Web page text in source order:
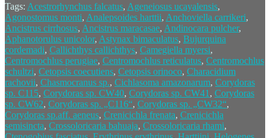
Tags: Acestrorhynchus falcatus, Ageneiosus ucayalensis,
Agonostomus monti, Analepsoides harttii, Anchoviella carrikeri,
Ancistrus cirrhosus, Ancistrus maracasae, Andinocara pulcher,
Aphanotorulus unicolor, Astynax bimaculatus, Bujurquina
cordemadi, Callichthys callichthys, Camegiella myersi,
Centromochlus perugiae, Centromochlus reticulatus, Centromochlus
schultzi, Cetopsis coecutiens, Cetopsis orinoco, Characidium
rachovii, Chasmocranus sp., Cichlasoma amazonarum, Corydoras
sp. C115, Corydoras sp. CW40, Corydoras sp. CW41 , Corydoras
sp. CW62, Corydoras sp. „C116“, Corydoras sp. „CW32“,
Corydoras sp.aff. aeneus, Crenicichla frenata, Crenicichla
semisincta, Crossoloricaria bahuaja, Crossoloricaria rhami,